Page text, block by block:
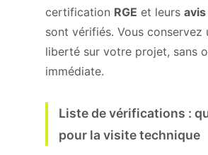
certification RGE et leurs
sont vérifiés. Vous conservez
liberté sur votre projet, sans
immédiate.
Liste de vérifications :
pour la visite technique